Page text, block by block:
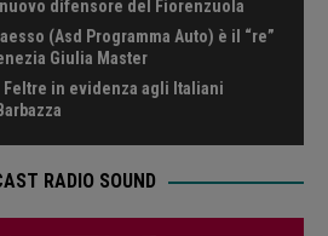
difensore del Fiorenzuola
(Asd Programma Auto) è il “re”
Giulia Master
in evidenza agli Italiani
RADIO SOUND